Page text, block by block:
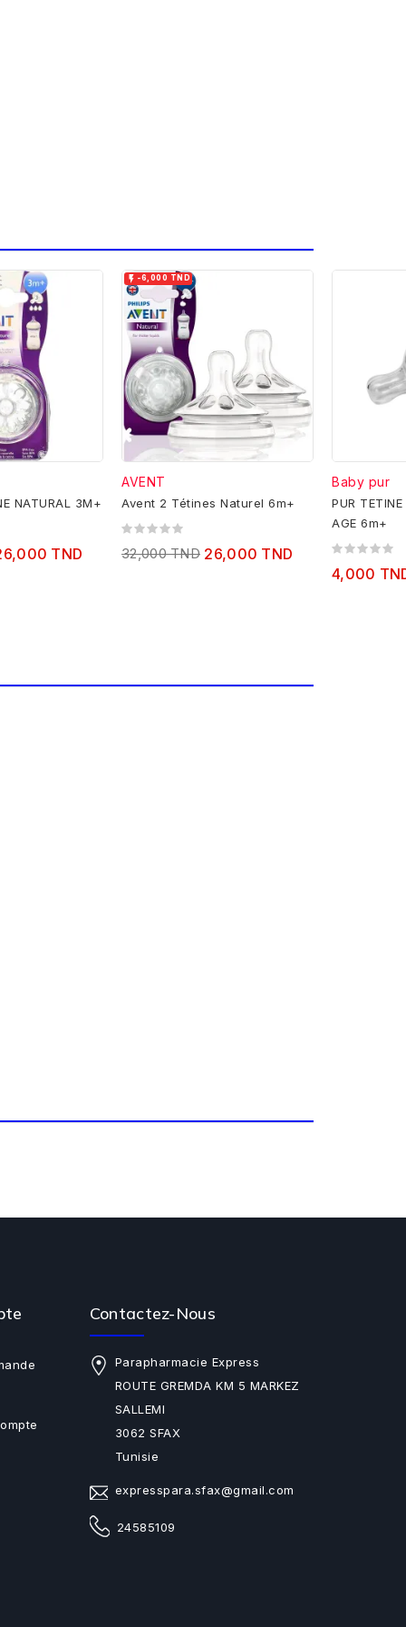
NATURAL 3M+
TND
 -6,000 TND
AVENT
Avent 2 Tétines Naturel 6m+
32,000 TND 26,000 TND
Baby pur
PUR
AGE 6m+
4,000
Contactez-Nous
Parapharmacie Express
ROUTE GREMDA KM 5 MARKEZ
SALLEMI
3062 SFAX
Tunisie
expresspara.sfax@gmail.com
24585109